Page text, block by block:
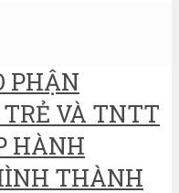
PHẬN
VÀ TNTT
HÀNH
THÀNH